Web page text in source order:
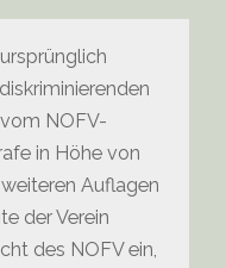
NOFV-
in Höhe von
Auflagen
der Verein
des NOFV ein,